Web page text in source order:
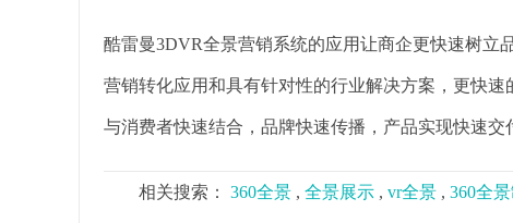
酷雷曼3DVR全景营销系统的应用让商企更快速树立
营销转化应用和具有针对性的行业解决方案，更快
与消费者快速结合，品牌快速传播，产品实现快速交
相关搜索： 360全景 , 全景展示 , vr全景 , 360全